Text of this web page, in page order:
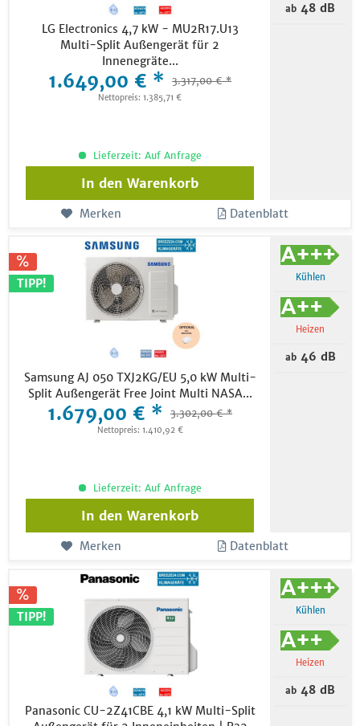
LG Electronics 4,7 kW - MU2R17.U13
Multi-Split Außengerät für 2
Innenegräte...
1.649,00 € * 3.317,00 € *
Nettopreis: 1.385,71 €
ab 48 dB
Lieferzeit: Auf Anfrage
In den Warenkorb
Merken Datenblatt
TIPP!
Samsung AJ 050 TXJ2KG/EU 5,0 kW Multi-
Split Außengerät Free Joint Multi NASA...
1.679,00 € * 3.302,00 € *
Nettopreis: 1.410,92 €
Kühlen
Heizen
ab46 dB
Lieferzeit: Auf Anfrage
In den Warenkorb
Merken Datenblatt
TIPP!
Panasonic CU-2Z41CBE 4,1 kW Multi-Split
Kühlen
Heizen
ab 48 dB